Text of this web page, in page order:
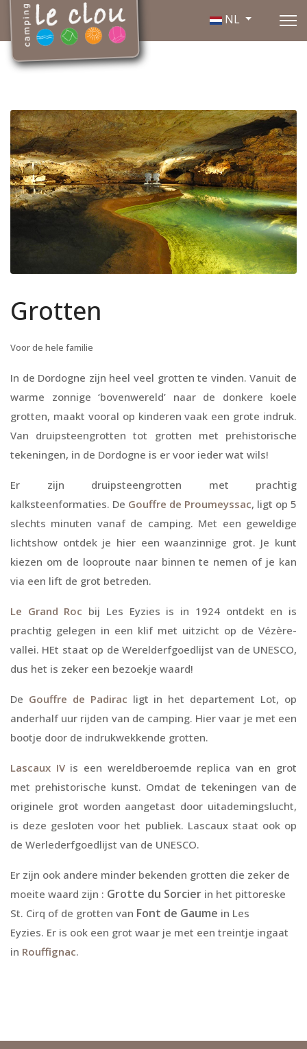
Selecteer de taal
NL
Grotten
Voor de hele familie
In de Dordogne zijn heel veel grotten te vinden. Vanuit de
warme zonnige ‘bovenwereld’ naar de donkere koele
grotten, maakt vooral op kinderen vaak een grote indruk.
Van druipsteengrotten tot grotten met prehistorische
tekeningen, in de Dordogne is er voor ieder wat wils!
Er zijn druipsteengrotten met prachtig
kalksteenformaties. De Gouffre de Proumeyssac, ligt op 5
slechts minuten vanaf de camping. Met een geweldige
lichtshow ontdek je hier een waanzinnige grot. Je kunt
kiezen om de looproute naar binnen te nemen of je kan
via een lift de grot betreden.
Le Grand Roc bij Les Eyzies is in 1924 ontdekt en is
prachtig gelegen in een klif met uitzicht op de Vézère-
vallei. HEt staat op de Werelderfgoedlijst van de UNESCO,
dus het is zeker een bezoekje waard!
De Gouffre de Padirac ligt in het departement Lot, op
anderhalf uur rijden van de camping. Hier vaar je met een
bootje door de indrukwekkende grotten.
Lascaux IVis een wereldberoemde replica van en grot
met prehistorische kunst. Omdat de tekeningen van de
originele grot worden aangetast door uitademingslucht,
is deze gesloten voor het publiek. Lascaux staat ook op
de Werlederfgoedlijst van de UNESCO.
Er zijn ook andere minder bekenden grotten die zeker de
moeite waard zijn : Grotte du Sorcier in het pittoreske
St. Cirq of de grotten van Font de Gaume in Les
Eyzies. Er is ook een grot waar je met een treintje ingaat
in Rouffignac.